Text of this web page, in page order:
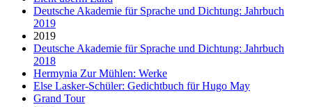
Deutsche Akademie für Sprache und Dichtung: Jahrbuch
2019
2019
Deutsche Akademie für Sprache und Dichtung: Jahrbuch
2018
Hermynia Zur Mühlen: Werke
Else Lasker-Schüler: Gedichtbuch für Hugo May
Grand Tour